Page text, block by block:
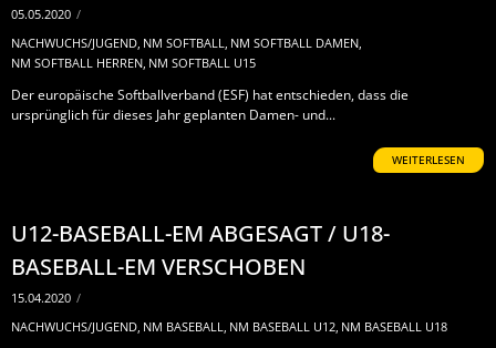
05.05.2020 /
NACHWUCHS/JUGEND, NM SOFTBALL, NM SOFTBALL DAMEN,
NM SOFTBALL HERREN, NM SOFTBALL U15
Der europäische Softballverband (ESF) hat entschieden, dass die
ursprünglich für dieses Jahr geplanten Damen- und...
WEITERLESEN
U12-BASEBALL-EM ABGESAGT / U18-
BASEBALL-EM VERSCHOBEN
15.04.2020 /
NACHWUCHS/JUGEND, NM BASEBALL, NM BASEBALL U12, NM BASEBALL U18